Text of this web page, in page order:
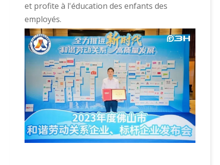
et profite à l'éducation des enfants des
employés.